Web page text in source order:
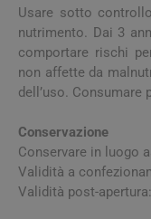
Usare sotto
nutrimento. Dai 3
comportare rischi
non affette da
dell’uso. Consumare
Conservazione
Conservare in luogo
Validità a
Validità post-